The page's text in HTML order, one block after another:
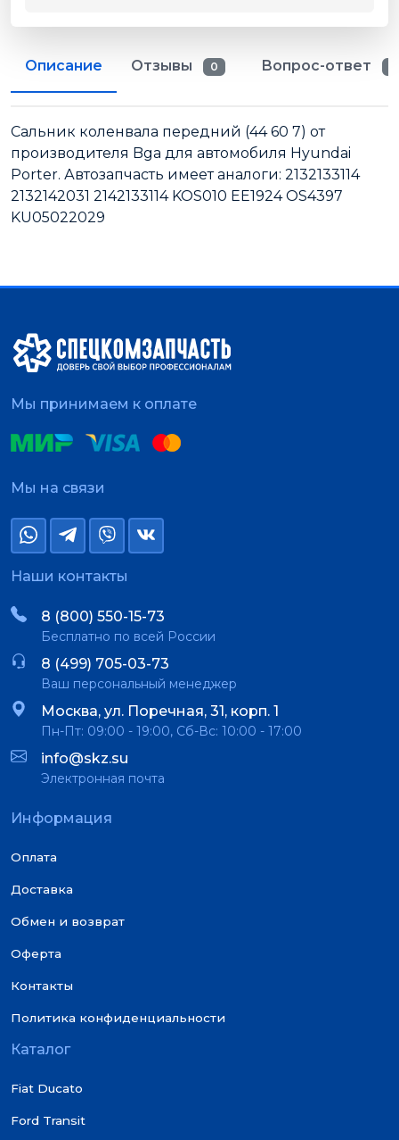
Описание Отзывы 0 Вопрос-ответ
Сальник коленвала передний (44 60 7) от
производителя Bga для автомобиля Hyundai
Porter. Автозапчасть имеет аналоги: 2132133114
2132142031 2142133114 KOS010 EE1924 OS4397
KU05022029
Мы принимаем к оплате
Мы на связи
Наши контакты
8 (800) 550-15-73
Бесплатно по всей России
8 (499) 705-03-73
Ваш персональный менеджер
Москва, ул. Поречная, 31, корп. 1
Пн-Пт: 09:00 - 19:00, Сб-Вс: 10:00 - 17:00
info@skz.su
Электронная почта
Информация
Оплата
Доставка
Обмен и возврат
Оферта
Контакты
Политика конфиденциальности
Каталог
Fiat Ducato
Ford Transit